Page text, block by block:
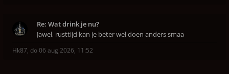
Re: Wat drink je nu?
Jawel, rusttijd kan je beter wel doen anders smaa
Hk87, do 06 aug 2026, 11:52